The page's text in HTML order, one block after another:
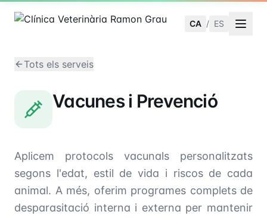
CA / ES
Tots els serveis
Vacunes i Prevenció
Aplicem protocols vacunals personalitzats
segons l'edat, estil de vida i riscos de cada
animal. A més, oferim programes complets de
desparasitació interna i externa per mantenir